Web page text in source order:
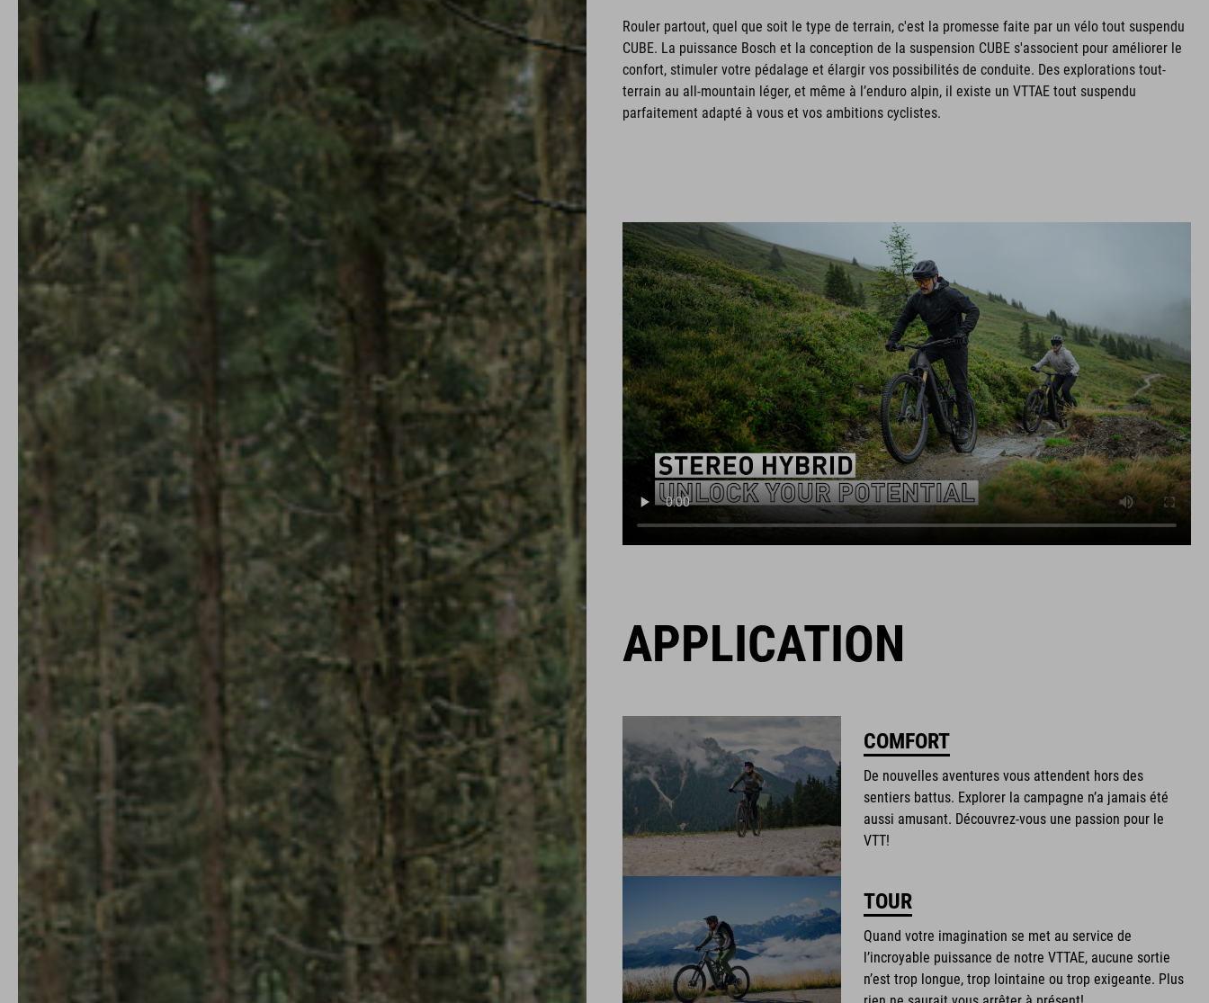
Rouler partout, quel que soit le type de terrain, c'est la promesse faite par un vélo tout suspendu
CUBE. La puissance Bosch et la conception de la suspension CUBE s'associent pour améliorer le
confort, stimuler votre pédalage et élargir vos possibilités de conduite. Des explorations tout-
terrain au all-mountain léger, et même à l’enduro alpin, il existe un VTTAE tout suspendu
parfaitement adapté à vous et vos ambitions cyclistes.
APPLICATION
COMFORT
De nouvelles aventures vous attendent hors des
sentiers battus. Explorer la campagne n’a jamais été
aussi amusant. Découvrez-vous une passion pour le
VTT!
TOUR
Quand votre imagination se met au service de
l’incroyable puissance de notre VTTAE, aucune sortie
n’est trop longue, trop lointaine ou trop exigeante. Plus